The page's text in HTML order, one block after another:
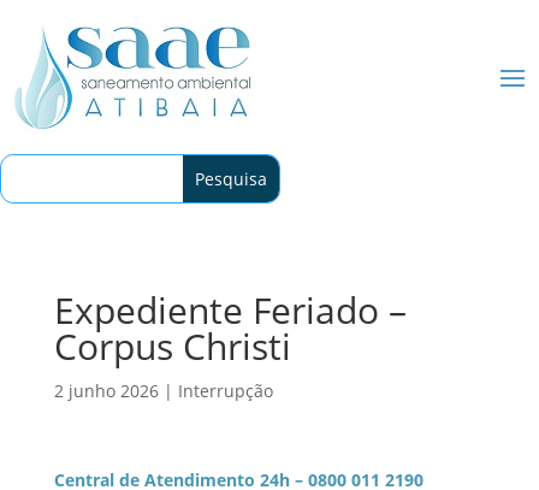
Expediente Feriado –
Corpus Christi
2 junho 2026| Interrupção
Central de Atendimento 24h – 0800 011 2190